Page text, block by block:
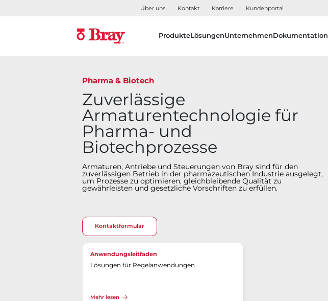
Über uns Kontakt Karriere Kundenportal
ProdukteLösungenUnternehmenDokumentation
Pharma & Biotech
Zuverlässige
Armaturentechnologie für
Pharma- und
Biotechprozesse
Armaturen, Antriebe und Steuerungen von Bray sind für den
zuverlässigen Betrieb in der pharmazeutischen Industrie ausgelegt,
um Prozesse zu optimieren, gleichbleibende Qualität zu
gewährleisten und gesetzliche Vorschriften zu erfüllen.
Kontaktformular
Anwendungsleitfaden
Lösungen für Regelanwendungen
Mehr lesen